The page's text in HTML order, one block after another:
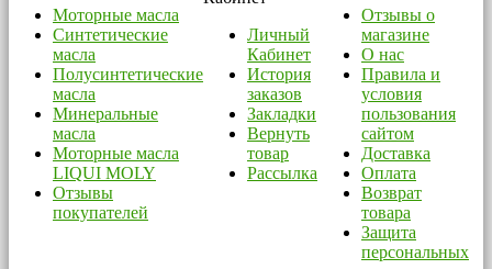
Моторные масла
Синтетические
масла
Полусинтетические
масла
Минеральные
масла
Моторные масла
LIQUI MOLY
Отзывы
покупателей
Личный
Кабинет
История
заказов
Закладки
Вернуть
товар
Рассылка
Отзывы о
магазине
О нас
Правила и
условия
пользования
сайтом
Доставка
Оплата
Возврат
товара
Защита
персональных